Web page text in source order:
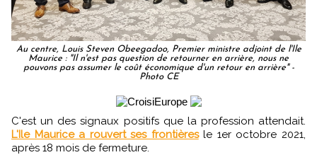
Au centre, Louis Steven Obeegadoo, Premier ministre adjoint de l'Ile
Maurice : "Il n'est pas question de retourner en arrière, nous ne
pouvons pas assumer le coût économique d'un retour en arrière" -
Photo CE
C'est un des signaux positifs que la profession attendait.
L'Ile Maurice a rouvert ses frontièresle 1er octobre 2021,
après 18 mois de fermeture.